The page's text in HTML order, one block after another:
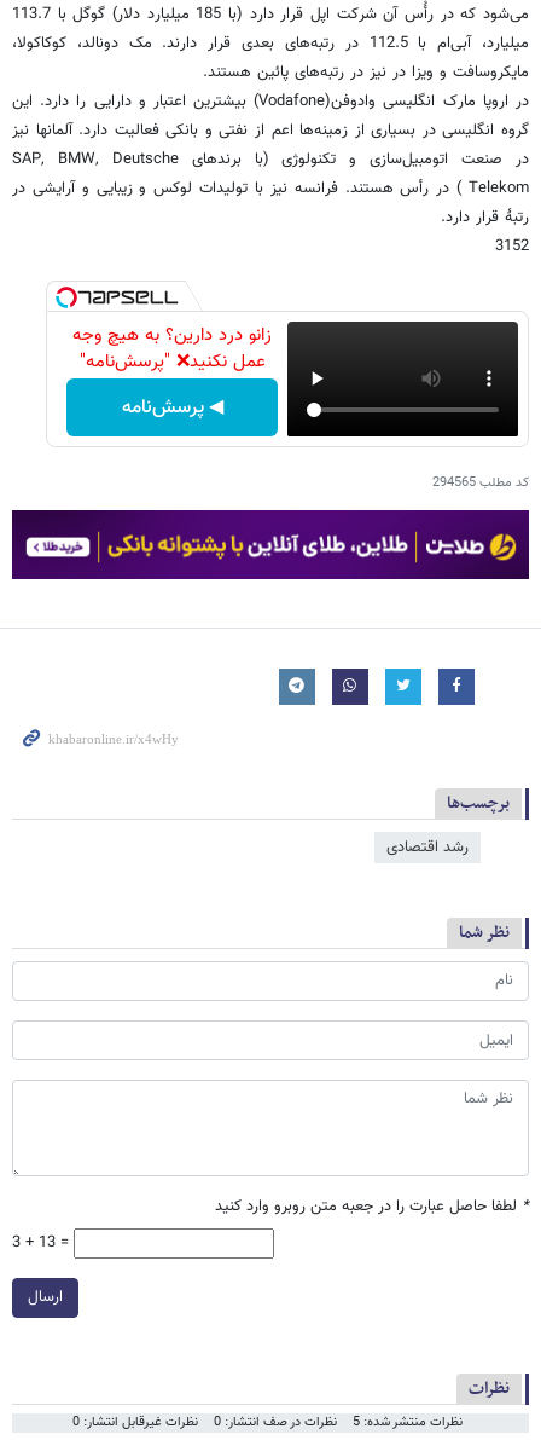
می‌شود که در رأُس آن شرکت اپل قرار دارد (با 185 میلیارد دلار) گوگل با 113.7
میلیارد، آبی‌ام با 112.5 در رتبه‌های بعدی قرار دارند. مک دونالد، کوکاکولا،
مایکروسافت و ویزا در نیز در رتبه‌های پائین هستند.
در اروپا مارک انگلیسی وادوفن(Vodafone) بیشترین اعتبار و دارایی را دارد. این
گروه انگلیسی در بسیاری از زمینه‌ها اعم از نفتی و بانکی فعالیت دارد. آلمانها نیز
در صنعت اتومبیل‌سازی و تکنولوژی (با برندهای SAP, BMW, Deutsche
Telekom ) در رأس هستند. فرانسه نیز با تولیدات لوکس و زیبایی و آرایشی در
رتبۀ قرار دارد.
3152
زانو درد دارین؟ به هیچ وجه
عمل نکنید❌ "پرسش‌نامه"
◀ پرسش‌نامه
کد مطلب294565
برچسب‌ها
رشد اقتصادی
نظر شما
* لطفا حاصل عبارت را در جعبه متن روبرو وارد کنید
3 + 13 =
ارسال
نظرات
نظرات منتشر شده: 5 نظرات در صف انتشار: 0 نظرات غیرقابل انتشار: 0